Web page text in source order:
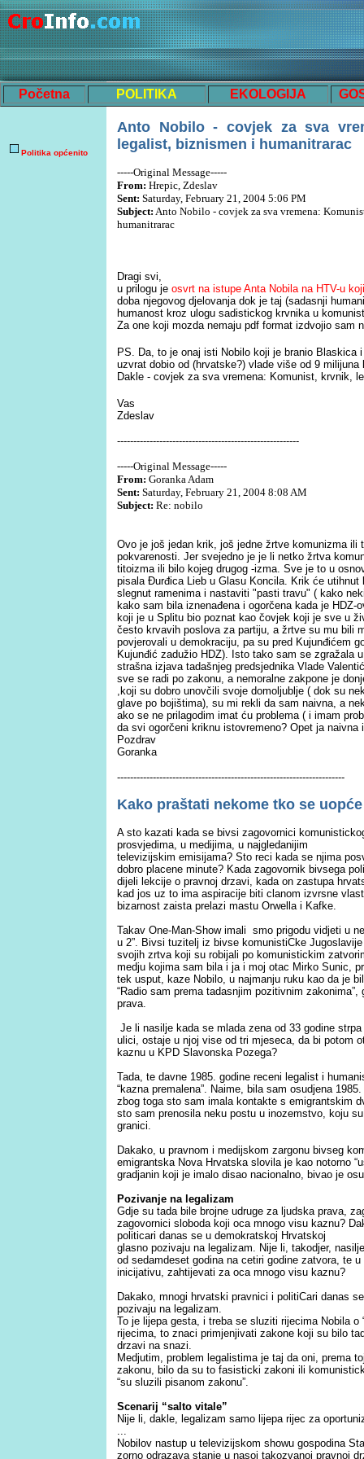
Početna POLITIKA EKOLOGIJA
Politika općenito
Anto Nobilo - covjek za sva
legalist, biznismen i humanitrarac
-----Original Message-----
From: Hrepic, Zdeslav
Sent: Saturday, February 21, 2004 5:06 PM
Subject: Anto Nobilo - covjek za sva vremena:
humanitrarac
Dragi svi,
u prilogu je osvrt na istupe Anta Nobila na HTV-u
doba njegovog djelovanja dok je taj (sadasnji
humanost kroz ulogu sadistickog krvnika u
Za one koji mozda nemaju pdf format izdvojio sam
PS. Da, to je onaj isti Nobilo koji je branio Blaskica
uzvrat dobio od (hrvatske?) vlade više od 9 milijuna
Dakle - covjek za sva vremena: Komunist, krvnik,
Vas
Zdeslav
--------------------------------------------------------
-----Original Message-----
From: Goranka Adam
Sent: Saturday, February 21, 2004 8:08 AM
Subject: Re: nobilo
Ovo je još jedan krik, još jedne žrtve komunizma ili
pokvarenosti. Jer svejedno je je li netko žrtva
titoizma ili bilo kojeg drugog -izma. Sve je to u
pisala Đurđica Lieb u Glasu Koncila. Krik će
slegnut ramenima i nastaviti "pasti travu" ( kako
kako sam bila iznenađena i ogorčena kada je
koji je u Splitu bio poznat kao čovjek koji je sve u
često krvavih poslova za partiju, a žrtve su mu bili
povjerovali u demokraciju, pa su pred Kujunđićem
Kujunđić zadužio HDZ). Isto tako sam se zgražala
strašna izjava tadašnjeg predsjednika Vlade
sve se radi po zakonu, a nemoralne zakpone je
,koji su dobro unovčili svoje domoljublje ( dok su
glave po bojištima), su mi rekli da sam naivna, a
ako se ne prilagodim imat ću problema ( i imam
da svi ogorčeni kriknu istovremeno? Opet ja naivna
Pozdrav
Goranka
----------------------------------------------------------------------
Kako praštati nekome tko se
A sto kazati kada se bivsi zagovornici
prosvjedima, u medijima, u najgledanijim
televizijskim emisijama? Sto reci kada se njima
dobro placene minute? Kada zagovornik bivsega
dijeli lekcije o pravnoj drzavi, kada on zastupa
kad jos uz to ima aspiracije biti clanom izvrsne
bizarnost zaista prelazi mastu Orwella i Kafke.
Takav One-Man-Show imali smo prigodu vidjeti u
u 2”. Bivsi tuzitelj iz bivse komunistiCke
svojih zrtva koji su robijali po komunistic kim
medju kojima sam bila i ja i moj otac Mirko Sunic,
tek usput, kaze Nobilo, u najmanju ruku kao da je
“Radio sam prema tadasnjim pozitivnim zakonima”,
prava.
Je li nasilje kada se mlada zena od 33 godine
ulici, ostaje u njoj vise od tri mjeseca, da bi potom
kaznu u KPD Slavonska Pozega?
Tada, te davne 1985. godine receni legalist i
“kazna premalena”. Naime, bila sam osudjena
zbog toga sto sam imala kontakte s emigrantskim
sto sam prenosila neku postu u inozemstvo, koju
granici.
Dakako, u pravnom i medijskom zargonu bivseg
emigrantska Nova Hrvatska slovila je kao notorno
gradjanin koji je imalo disao nacionalno, bivao je
Pozivanje na legalizam
Gdje su tada bile brojne udruge za ljudska prava,
zagovornici sloboda koji oca mnogo visu kaznu?
politicari danas se u demokratskoj Hrvatskoj
glasno pozivaju na legalizam. Nije li, takodjer,
od sedamdeset godina na cetiri godine zatvora, te
inicijativu, zahtijevati za oca mnogo visu kaznu?
Dakako, mnogi hrvatski pravnici i politiCari danas
pozivaju na legalizam.
To je lijepa gesta, i treba se sluziti rijecima Nobila o
rijecima, to znaci primjenjivati zakone koji su bilo
drzavi na snazi.
Medjutim, problem legalistima je taj da oni, prema
zakonu, bilo da su to fasisticki zakoni ili
“su sluzili pisanom zakonu”.
Scenarij “salto vitale”
Nije li, dakle, legalizam samo lijepa rijec za
...
Nobilov nastup u televizijskom showu gospodina
zorno odrazava stanje u nasoj takozvanoj pravnoj